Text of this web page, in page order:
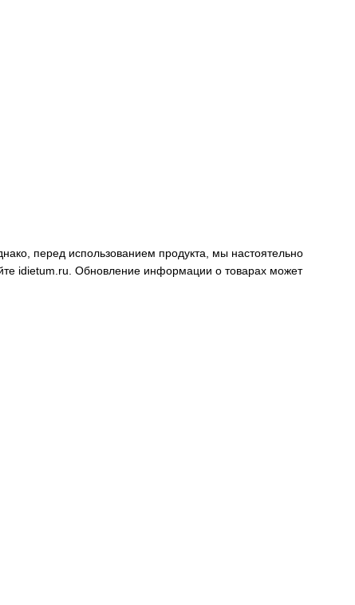
перед использованием продукта, мы настоятельно
idietum.ru . Обновление информации о товарах может